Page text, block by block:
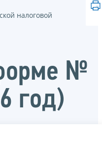
налоговой
№
год)